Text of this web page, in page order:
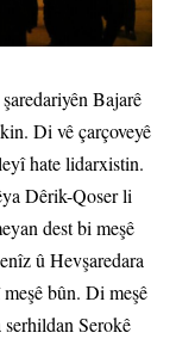
Bajarê
Di vê çarçoveyê
hate lidarxistin.
Dêrik-Qoser li
dest bi meşê
û Hevşaredara
bûn. Di meşê
Serokê